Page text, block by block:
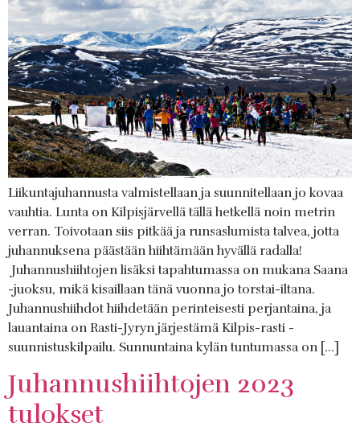
Liikuntajuhannusta valmistellaan ja suunnitellaan jo kovaa
vauhtia. Lunta on Kilpisjärvellä tällä hetkellä noin metrin
verran. Toivotaan siis pitkää ja runsaslumista talvea, jotta
juhannuksena päästään hiihtämään hyvällä radalla!
Juhannushiihtojen lisäksi tapahtumassa on mukana Saana
-juoksu, mikä kisaillaan tänä vuonna jo torstai-iltana.
Juhannushiihdot hiihdetään perinteisesti perjantaina, ja
lauantaina on Rasti-Jyryn järjestämä Kilpis-rasti -
suunnistuskilpailu. Sunnuntaina kylän tuntumassa on […]
Juhannushiihtojen 2023
tulokset